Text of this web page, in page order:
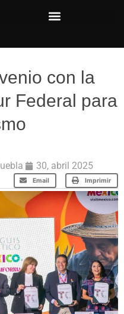
con la
Federal para
30, abril 2025
Email Imprimir